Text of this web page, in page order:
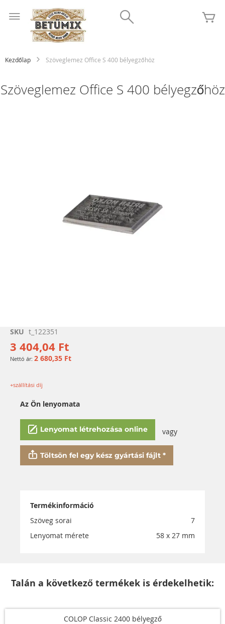
tartalomhoz
Kezdőlap Szöveglemez Office S 400 bélyegzőhöz
Szöveglemez Office S 400 bélyegzőhöz
Ugrás
képgaléria
elejére
SKU t_122351
3 404,04 Ft
2 680,35 Ft
+szállítási díj
Az Ön lenyomata
Lenyomat létrehozása online vagy
Töltsön fel egy kész gyártási fájlt *
Termékinformáció
Szöveg sorai
7
Lenyomat mérete
58 x 27 mm
Talán a következő termékek is érdekelhetik:
COLOP Classic 2400 bélyegző